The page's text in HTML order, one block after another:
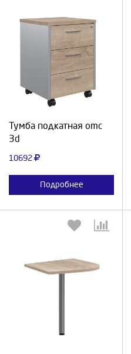
Тумба подкатная omc
3d
10692
Подробнее
Выберите количество: